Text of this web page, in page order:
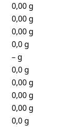
0,00 g
0,00 g
0,00 g
0,0 g
– g
0,0 g
0,00 g
0,00 g
0,00 g
0,0 g